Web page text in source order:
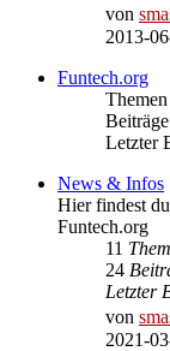
von
2013-
Funtech.org
Themen
Beiträge
Letzter
News & Infos
Hier findest
Funtech.org
11
24
Letzter
von
2021-